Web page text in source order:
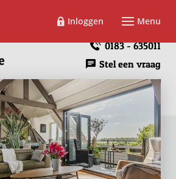
Inloggen Menu
0183 - 635011
Stel een vraag